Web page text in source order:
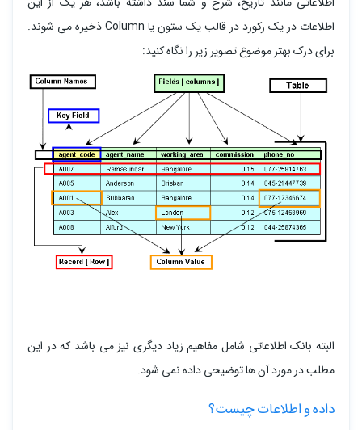
اطلاعات در یک رکورد در قالب یک ستون یا Column ذخیره می شوند.
برای درک بهتر موضوع تصویر زیر را نگاه کنید:
البته بانک اطلاعاتی شامل مفاهیم زیاد دیگری نیز می باشد که در این
مطلب در مورد آن ها توضیحی داده نمی شود.
داده و اطلاعات چیست؟